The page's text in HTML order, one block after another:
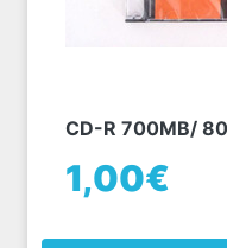
CD-R 700MB/
1,00€